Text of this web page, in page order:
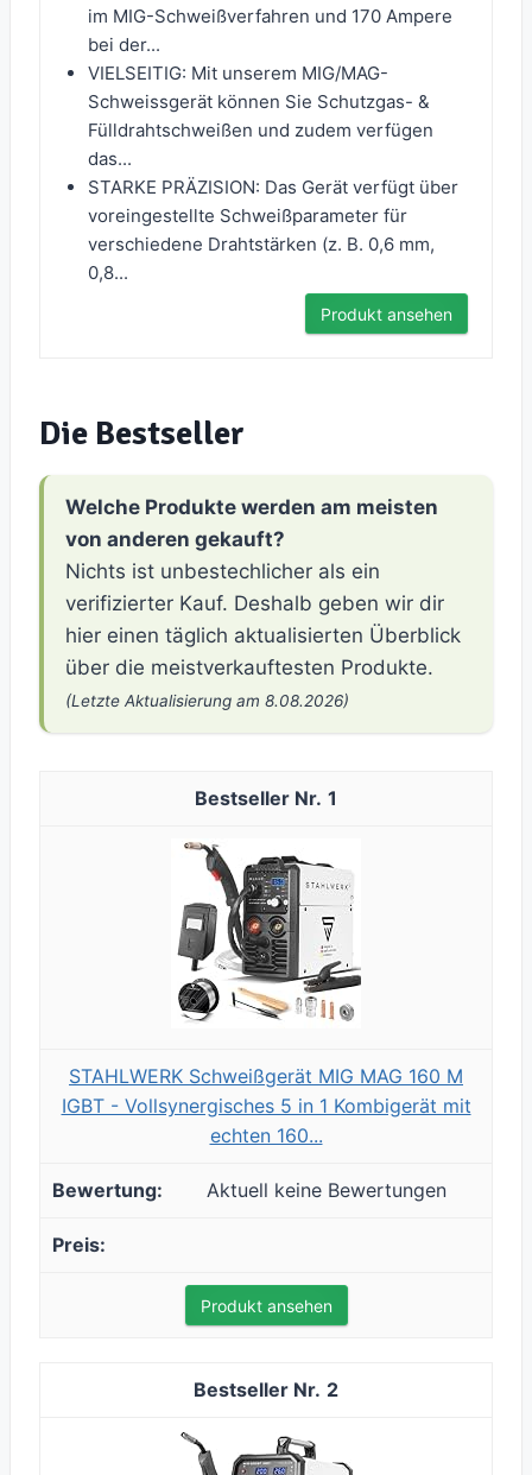
im MIG-Schweißverfahren und 170 Ampere
bei der...
VIELSEITIG: Mit unserem MIG/MAG-
Schweissgerät können Sie Schutzgas- &
Fülldrahtschweißen und zudem verfügen
das...
STARKE PRÄZISION: Das Gerät verfügt über
voreingestellte Schweißparameter für
verschiedene Drahtstärken (z. B. 0,6 mm,
0,8...
Produkt ansehen
Die Bestseller
Welche Produkte werden am meisten
von anderen gekauft?
Nichts ist unbestechlicher als ein
verifizierter Kauf. Deshalb geben wir dir
hier einen täglich aktualisierten Überblick
über die meistverkauftesten Produkte.
(Letzte Aktualisierung am 8.08.2026)
1
STAHLWERK Schweißgerät MIG MAG 160 M
IGBT - Vollsynergisches 5 in 1 Kombigerät mit
echten 160...
Aktuell keine Bewertungen
Produkt ansehen
2